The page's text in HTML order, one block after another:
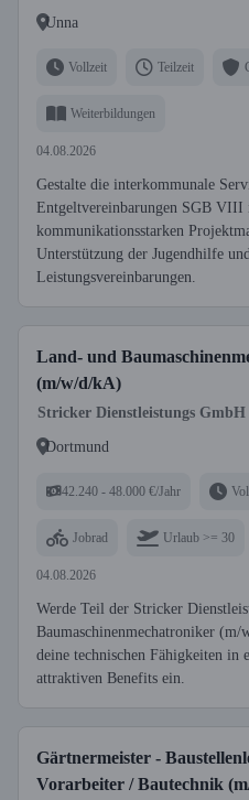
Unna
Vollzeit Teilzeit
Weiterbildungen
04.08.2026
Gestalte die interkommunale
Entgeltvereinbarungen SGB VIII
kommunikationsstarken
Unterstützung der Jugendhilfe
Leistungsvereinbarungen.
Land- und
(m/w/d/kA)
Stricker Dienstleistungs GmbH
Dortmund
42.240 - 48.000 €/Jahr
Jobrad Urlaub >= 30
04.08.2026
Werde Teil der Stricker
Baumaschinenmechatroniker
deine technischen Fähigkeiten in
attraktiven Benefits ein.
Gärtnermeister -
Vorarbeiter / Bautechnik